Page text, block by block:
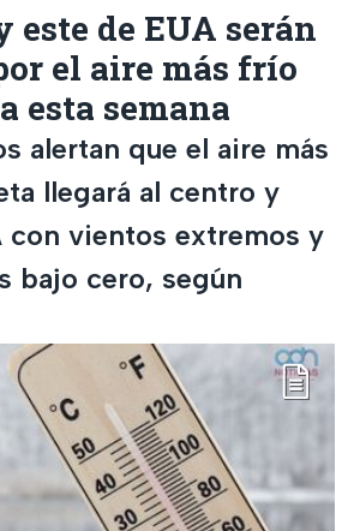
este de EUA serán
el aire más frío
esta semana
alertan que el aire más
llegará al centro y
con vientos extremos y
bajo cero, según